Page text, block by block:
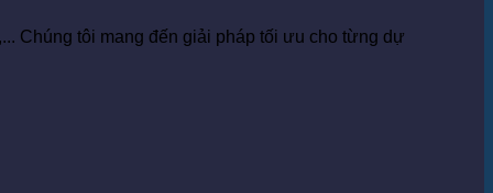
Chúng tôi mang đến giải pháp tối ưu cho từng dự